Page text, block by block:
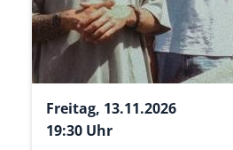
Freitag, 13.11.2026
19:30 Uhr